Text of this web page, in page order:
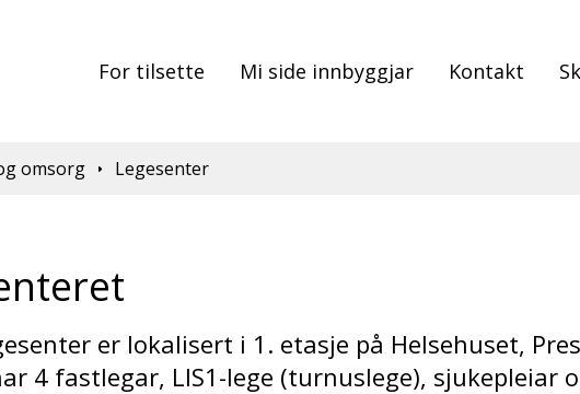
For tilsette Mi side innbyggjar Kontakt
omsorg Legesenter
er lokalisert i 1. etasje på Helsehuset,
4 fastlegar, LIS1-lege (turnuslege), sjukepleiar